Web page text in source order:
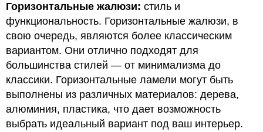
Горизонтальные жалюзи: стиль и
функциональность. Горизонтальные жалюзи, в
свою очередь, являются более классическим
вариантом. Они отлично подходят для
большинства стилей — от минимализма до
классики. Горизонтальные ламели могут быть
выполнены из различных материалов: дерева,
алюминия, пластика, что дает возможность
выбрать идеальный вариант под ваш интерьер.